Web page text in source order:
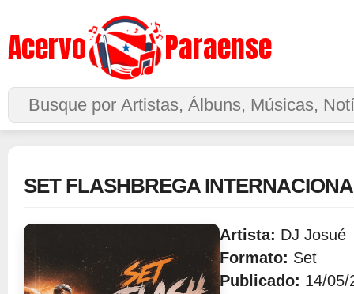
Acervo Paraense
Buscar no Site
SET FLASHBREGA
Artista: DJ Josué
Formato: Set
Publicado: 14/05/